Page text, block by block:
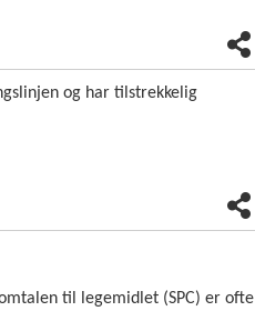
og har tilstrekkelig
til legemidlet (SPC) er ofte